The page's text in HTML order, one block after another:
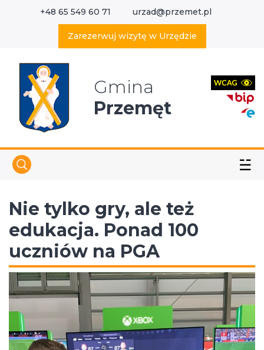
+48 65 549 60 71 urzad@przemet.pl
Zarezerwuj wizytę w Urzędzie
Gmina
Przemęt
☱
Nie tylko gry, ale też
edukacja. Ponad 100
uczniów na PGA
Wyszukaj w serwisie